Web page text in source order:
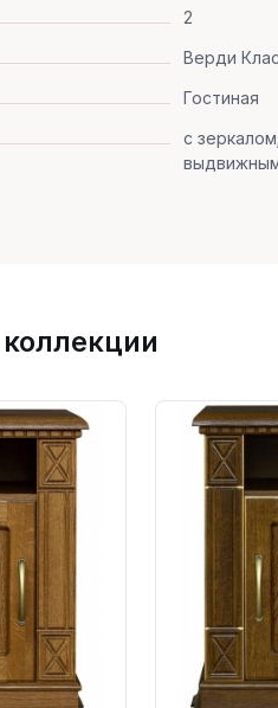
2
Верди
Гостиная
с